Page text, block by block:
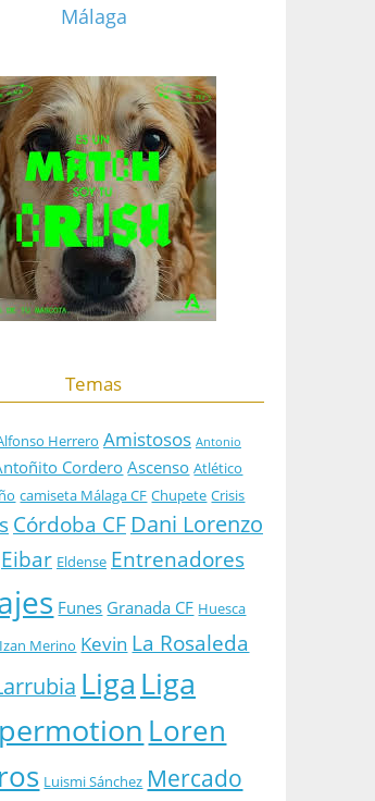
Málaga
Temas
Herrero Amistosos Antonio
Cordero Ascenso Atlético
camiseta Málaga CF Chupete Crisis
Córdoba CF Dani Lorenzo
Eibar Eldense Entrenadores
Funes Granada CF Huesca
Izan Merino Kevin La Rosaleda
Liga Liga
Loren
Luismi Sánchez Mercado